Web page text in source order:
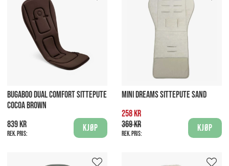
BUGABOO DUAL COMFORT SITTEPUTE
COCOA BROWN
839 kr
Rek. pris:
Kjøp
MINI DREAMS SITTEPUTE SAND
258 kr
369 kr
Rek. pris:
Kjøp